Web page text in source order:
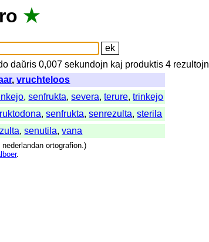
★
daŭris 0,007sekundojn kaj produktis 4 rezultojn
,vruchteloos
,senfrukta,severa,terure,trinkejo
,senfrukta,senrezulta,sterila
,senutila,vana
nederlandan ortografion.)
.